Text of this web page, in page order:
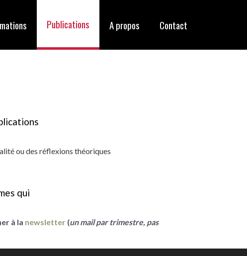
Publications A propos Contact
ou des réflexions théoriques
qui
à la newsletter (un mail par trimestre, pas